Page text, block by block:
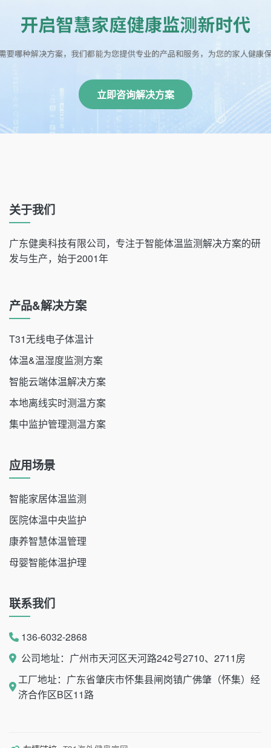
立即咨询解决方案
关于我们
广东健奥科技有限公司，专注于智能体温监测解决方案的研
发与生产，始于2001年
产品&解决方案
T31无线电子体温计
体温&温湿度监测方案
智能云端体温解决方案
本地离线实时测温方案
集中监护管理测温方案
应用场景
智能家居体温监测
医院体温中央监护
康养智慧体温管理
母婴智能体温护理
联系我们
136-6032-2868
公司地址：广州市天河区天河路242号2710、2711房
工厂地址：广东省肇庆市怀集县闸岗镇广佛肇（怀集）经
济合作区B区11路